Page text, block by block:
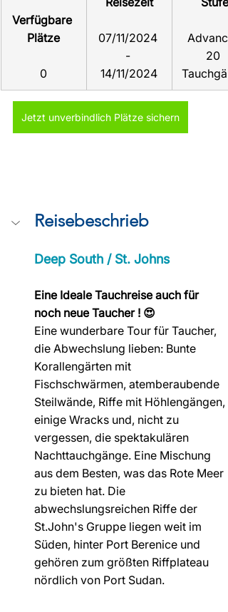
Verfügbare
Plätze
0
07/11/2024
-
14/11/2024
20
Jetzt unverbindlich Plätze sichern
Reisebeschrieb
Deep South / St. Johns
Eine Ideale Tauchreise auch für
noch neue Taucher ! 😍
Eine wunderbare Tour für Taucher,
die Abwechslung lieben: Bunte
Korallengärten mit
Fischschwärmen, atemberaubende
Steilwände, Riffe mit Höhlengängen,
einige Wracks und, nicht zu
vergessen, die spektakulären
Nachttauchgänge. Eine Mischung
aus dem Besten, was das Rote Meer
zu bieten hat. Die
abwechslungsreichen Riffe der
St.John's Gruppe liegen weit im
Süden, hinter Port Berenice und
gehören zum größten Riffplateau
nördlich von Port Sudan.